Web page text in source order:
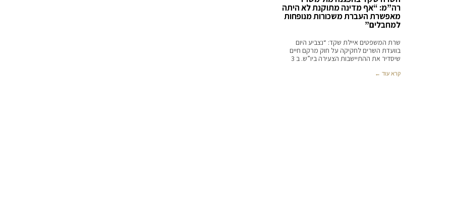
רה”מ: “אף מדינה מתוקנת לא היתה
מאפשרת העברת משכורות מנופחות
למחבלים”
שרת המשפטים איילת שקד: “נצביע היום
בוועדת השרים לחקיקה על חוק מרקם חיים
שיסדיר את ההתיישבות הצעירה ביו”ש. ב 3
קרא עוד ←